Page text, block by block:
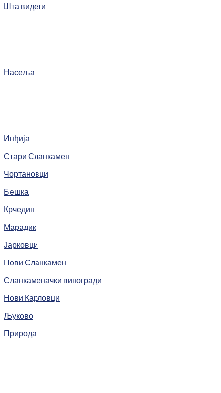
Шта видети
Насеља
Инђија
Стари Сланкамен
Чортановци
Бeшка
Крчедин
Марадик
Јарковци
Нови Сланкамен
Сланкаменачки виногради
Нови Карловци
Љуково
Природа